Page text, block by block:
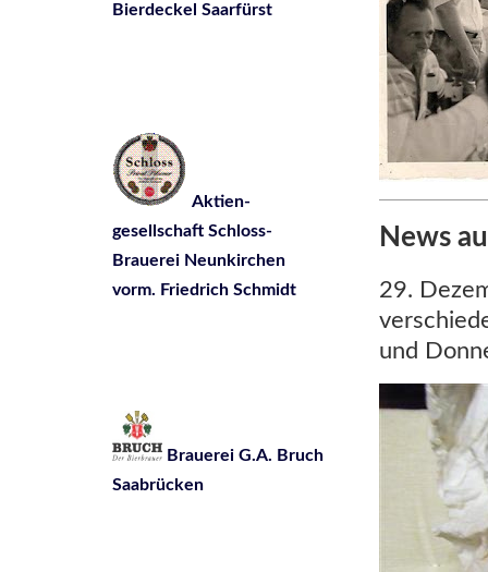
Bierdeckel Saarfürst
Aktien-
gesellschaft Schloss-
Brauerei Neunkirchen
vorm. Friedrich Schmidt
Brauerei G.A. Bruch
Saabrücken
News
29.
und